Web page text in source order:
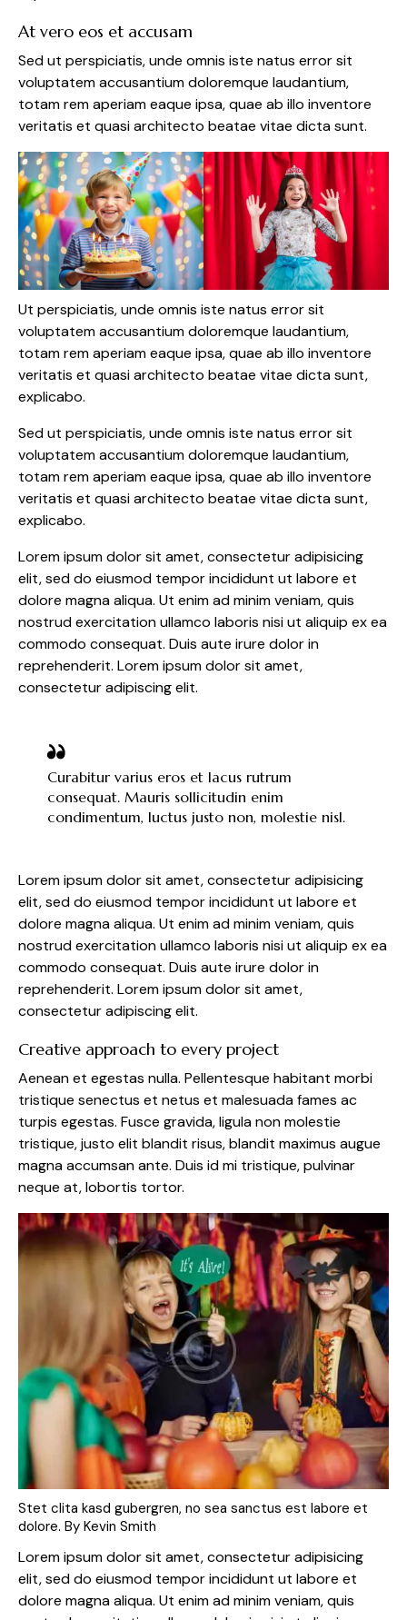
At vero eos et accusam
Sed ut perspiciatis, unde omnis iste natus error sit
voluptatem accusantium doloremque laudantium,
totam rem aperiam eaque ipsa, quae ab illo inventore
veritatis et quasi architecto beatae vitae dicta sunt.
Ut perspiciatis, unde omnis iste natus error sit
voluptatem accusantium doloremque laudantium,
totam rem aperiam eaque ipsa, quae ab illo inventore
veritatis et quasi architecto beatae vitae dicta sunt,
explicabo.
Sed ut perspiciatis, unde omnis iste natus error sit
voluptatem accusantium doloremque laudantium,
totam rem aperiam eaque ipsa, quae ab illo inventore
veritatis et quasi architecto beatae vitae dicta sunt,
explicabo.
Lorem ipsum dolor sit amet, consectetur adipisicing
elit, sed do eiusmod tempor incididunt ut labore et
dolore magna aliqua. Ut enim ad minim veniam, quis
nostrud exercitation ullamco laboris nisi ut aliquip ex ea
commodo consequat. Duis aute irure dolor in
reprehenderit. Lorem ipsum dolor sit amet,
consectetur adipiscing elit.
Curabitur varius eros et lacus rutrum
consequat. Mauris sollicitudin enim
condimentum, luctus justo non, molestie nisl.
Lorem ipsum dolor sit amet, consectetur adipisicing
elit, sed do eiusmod tempor incididunt ut labore et
dolore magna aliqua. Ut enim ad minim veniam, quis
nostrud exercitation ullamco laboris nisi ut aliquip ex ea
commodo consequat. Duis aute irure dolor in
reprehenderit. Lorem ipsum dolor sit amet,
consectetur adipiscing elit.
Creative approach to every project
Aenean et egestas nulla. Pellentesque habitant morbi
tristique senectus et netus et malesuada fames ac
turpis egestas. Fusce gravida, ligula non molestie
tristique, justo elit blandit risus, blandit maximus augue
magna accumsan ante. Duis id mi tristique, pulvinar
neque at, lobortis tortor.
Stet clita kasd gubergren, no sea sanctus est labore et
dolore. By Kevin Smith
Lorem ipsum dolor sit amet, consectetur adipisicing
elit, sed do eiusmod tempor incididunt ut labore et
dolore magna aliqua. Ut enim ad minim veniam, quis